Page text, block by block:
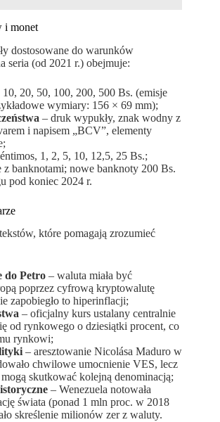
i monet
dostosowane do warunków
seria (od 2021 r.) obejmuje:
10, 20, 50, 100, 200, 500 Bs. (emisje
wymiary: 156 × 69 mm);
– druk wypukły, znak wodny z
i napisem „BCV”, elementy
1, 2, 5, 10, 12,5, 25 Bs.;
z banknotami; nowe banknoty 200 Bs.
pod koniec 2024 r.
które pomagają zrozumieć
do Petro – waluta miała być
poprzez cyfrową kryptowalutę
zapobiegło to hiperinflacji;
– oficjalny kurs ustalany centralnie
od rynkowego o dziesiątki procent, co
rynkowi;
– aresztowanie Nicolása Maduro w
chwilowe umocnienie VES, lecz
skutkować kolejną denominacją;
– Wenezuela notowała
świata (ponad 1 mln proc. w 2018
skreślenie milionów zer z waluty.